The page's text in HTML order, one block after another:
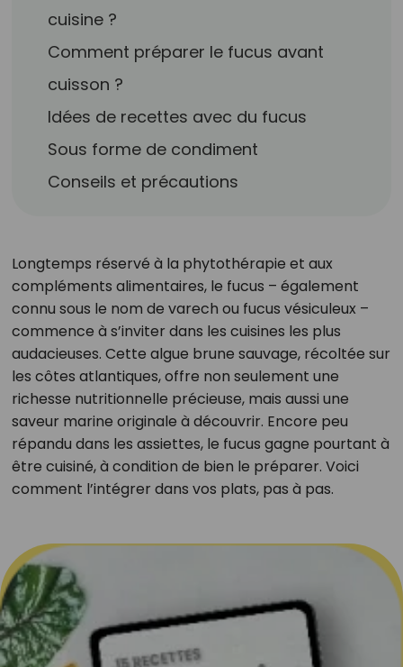
cuisine ?
Comment préparer le fucus avant
cuisson ?
Idées de recettes avec du fucus
Sous forme de condiment
Conseils et précautions
Longtemps réservé à la phytothérapie et aux
compléments alimentaires, le fucus – également
connu sous le nom de varech ou fucus vésiculeux –
commence à s’inviter dans les cuisines les plus
audacieuses. Cette algue brune sauvage, récoltée sur
les côtes atlantiques, offre non seulement une
richesse nutritionnelle précieuse, mais aussi une
saveur marine originale à découvrir. Encore peu
répandu dans les assiettes, le fucus gagne pourtant à
être cuisiné, à condition de bien le préparer. Voici
comment l’intégrer dans vos plats, pas à pas.